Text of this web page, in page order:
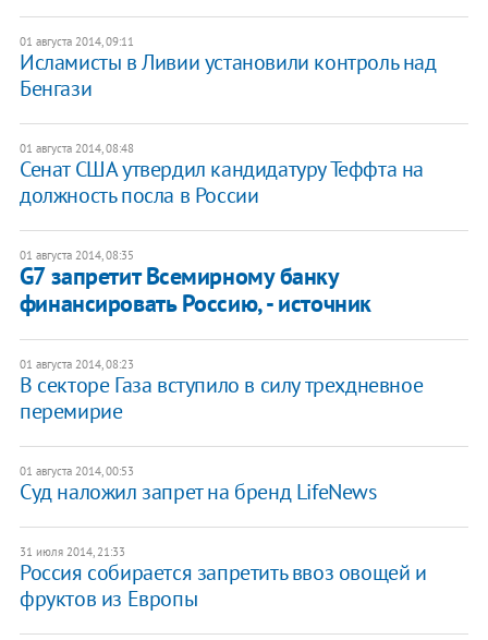
01 августа 2014, 09:11
Исламисты в Ливии установили контроль над
Бенгази
01 августа 2014, 08:48
Сенат США утвердил кандидатуру Теффта на
должность посла в России
01 августа 2014, 08:35
G7 запретит Всемирному банку
финансировать Россию, - источник
01 августа 2014, 08:23
​В секторе Газа вступило в силу трехдневное
перемирие
01 августа 2014, 00:53
Суд наложил запрет на бренд LifeNews
31 июля 2014, 21:33
Россия собирается запретить ввоз овощей и
фруктов из Европы